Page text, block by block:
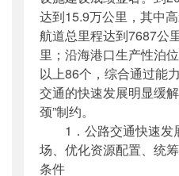
达到15.9万公里，其中
航道总里程达到7687公
里；沿海港口生产性泊
以上86个，综合通过能
交通的快速发展明显缓
颈”制约。
1．公路交通快速发
场、优化资源配置、统
条件